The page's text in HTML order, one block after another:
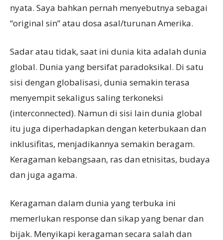
nyata. Saya bahkan pernah menyebutnya sebagai
“original sin” atau dosa asal/turunan Amerika.
Sadar atau tidak, saat ini dunia kita adalah dunia
global. Dunia yang bersifat paradoksikal. Di satu
sisi dengan globalisasi, dunia semakin terasa
menyempit sekaligus saling terkoneksi
(interconnected). Namun di sisi lain dunia global
itu juga diperhadapkan dengan keterbukaan dan
inklusifitas, menjadikannya semakin beragam.
Keragaman kebangsaan, ras dan etnisitas, budaya
dan juga agama.
Keragaman dalam dunia yang terbuka ini
memerlukan response dan sikap yang benar dan
bijak. Menyikapi keragaman secara salah dan